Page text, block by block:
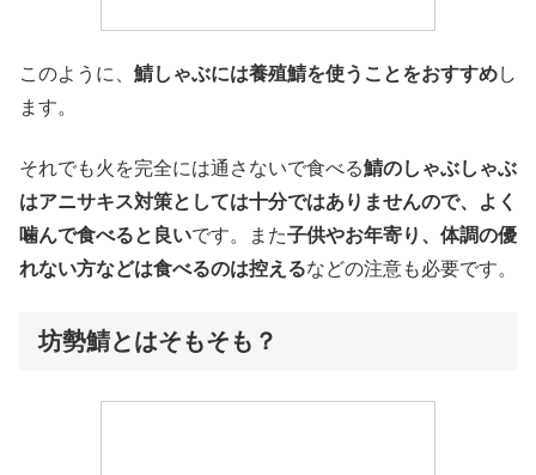
このように、 鯖しゃぶには養殖鯖を使うことをおすすめし
ます。
それでも火を完全には通さないで食べる鯖のしゃぶしゃぶ
はアニサキス対策としては十分ではありませんので、よく
噛んで食べると良いです。また子供やお年寄り、体調の優
れない方などは食べるのは控えるなどの注意も必要です。
坊勢鯖とはそもそも？